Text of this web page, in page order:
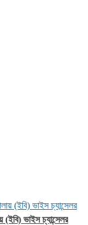
ভাইস চ্যান্সেলর